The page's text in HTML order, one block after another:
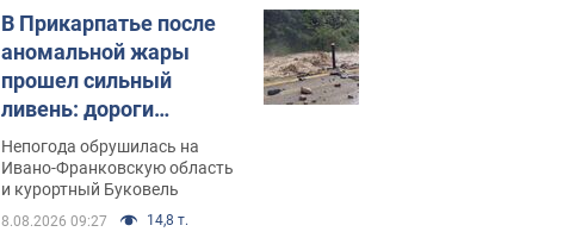
В Прикарпатье после
аномальной жары
прошел сильный
ливень: дороги
превратились в реки.
Видео
Непогода обрушилась на
Ивано-Франковскую область
и курортный Буковель
8.08.2026 09:27 14,8 т.